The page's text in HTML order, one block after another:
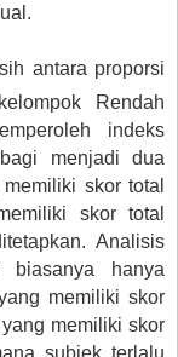
antara proporsi
Rendah
indeks
menjadi dua
skor total
skor total
Analisis
hanya
memiliki skor
memiliki skor